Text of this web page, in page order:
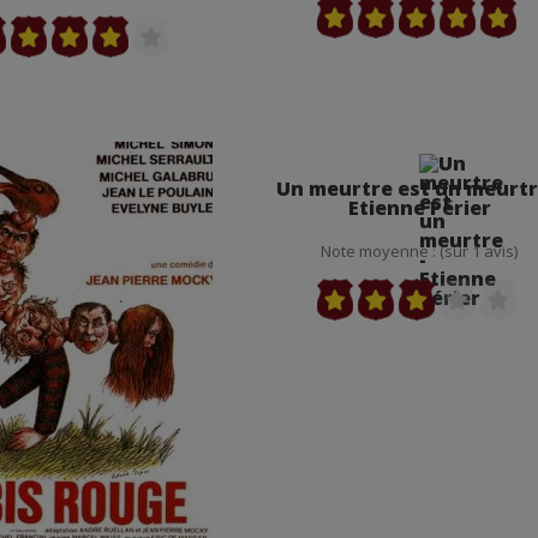
Un meurtre est un
Etienne Périer
Note moyenne : (sur 1 avis)